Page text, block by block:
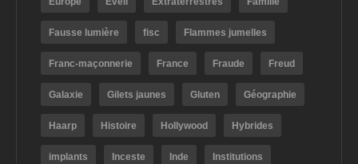
Fausse lumière fisc Flammes jumelles
Franc-maçonnerie France Fraude Freud
Galaxie Gilets jaunes Gluten Géographie
Haarp Histoire Hollywood Hybrides
implants Inceste Inde Institutions